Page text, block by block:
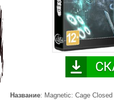
Название: Magnetic: Cage Closed